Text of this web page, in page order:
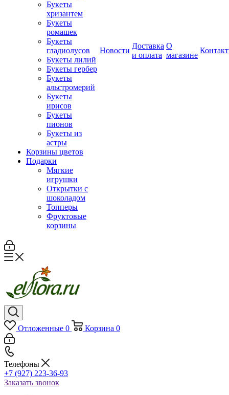
Букеты
хризантем
Букеты
ромашек
Букеты
гладиолусов
Букеты лилий
Букеты гербер
Букеты
альстромерий
Букеты
ирисов
Букеты
пионов
Букеты из
астры
Корзины цветов
Подарки
Мягкие
игрушки
Открытки с
шоколадом
Топперы
Фруктовые
корзины
Новости
Доставка
и оплата
О
магазине
Отложенные 0 Корзина 0
Телефоны
+7 (927) 223-36-93
Заказать звонок